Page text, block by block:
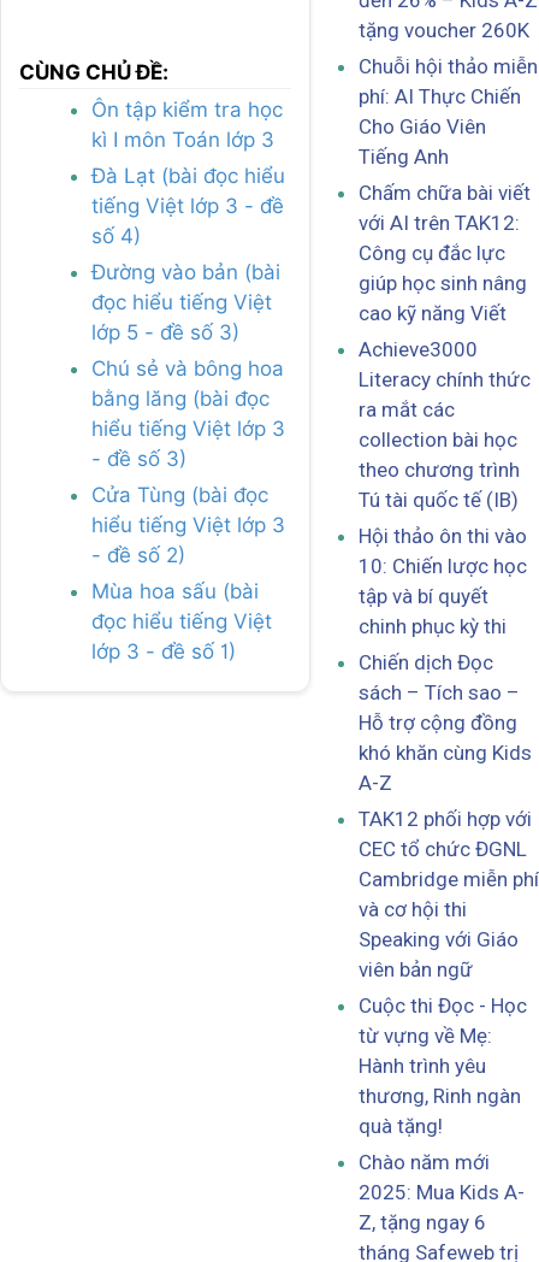
CÙNG CHỦ ĐỀ:
Ôn tập kiểm tra học
kì I môn Toán lớp 3
Đà Lạt (bài đọc hiểu
tiếng Việt lớp 3 - đề
số 4)
Đường vào bản (bài
đọc hiểu tiếng Việt
lớp 5 - đề số 3)
Chú sẻ và bông hoa
bằng lăng (bài đọc
hiểu tiếng Việt lớp 3
- đề số 3)
Cửa Tùng (bài đọc
hiểu tiếng Việt lớp 3
- đề số 2)
Mùa hoa sấu (bài
đọc hiểu tiếng Việt
lớp 3 - đề số 1)
tặng voucher 260K
Chuỗi hội thảo miễn
phí: AI Thực Chiến
Cho Giáo Viên
Tiếng Anh
Chấm chữa bài viết
với AI trên TAK12:
Công cụ đắc lực
giúp học sinh nâng
cao kỹ năng Viết
Achieve3000
Literacy chính thức
ra mắt các
collection bài học
theo chương trình
Tú tài quốc tế (IB)
Hội thảo ôn thi vào
10: Chiến lược học
tập và bí quyết
chinh phục kỳ thi
Chiến dịch Đọc
sách – Tích sao –
Hỗ trợ cộng đồng
khó khăn cùng Kids
A-Z
TAK12 phối hợp với
CEC tổ chức ĐGNL
Cambridge miễn phí
và cơ hội thi
Speaking với Giáo
viên bản ngữ
Cuộc thi Đọc - Học
từ vựng về Mẹ:
Hành trình yêu
thương, Rinh ngàn
quà tặng!
Chào năm mới
2025: Mua Kids A-
Z, tặng ngay 6
tháng Safeweb trị